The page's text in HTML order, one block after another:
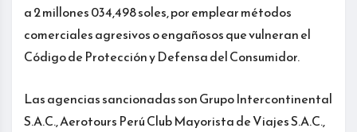
a 2 millones 034,498 soles, por emplear métodos
comerciales agresivos o engañosos que vulneran el
Código de Protección y Defensa del Consumidor.
Las agencias sancionadas son Grupo Intercontinental
S.A.C., Aerotours Perú Club Mayorista de Viajes S.A.C.,